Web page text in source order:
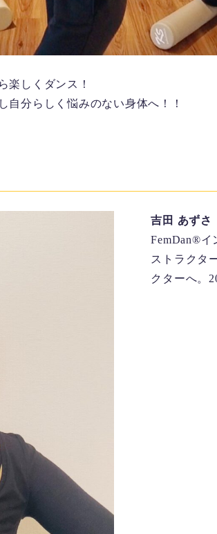
楽しくダンス！
自分らしく悩みのない身体へ！！
吉田 あずさ
FemDan®イ
ストラクタ
クターへ。